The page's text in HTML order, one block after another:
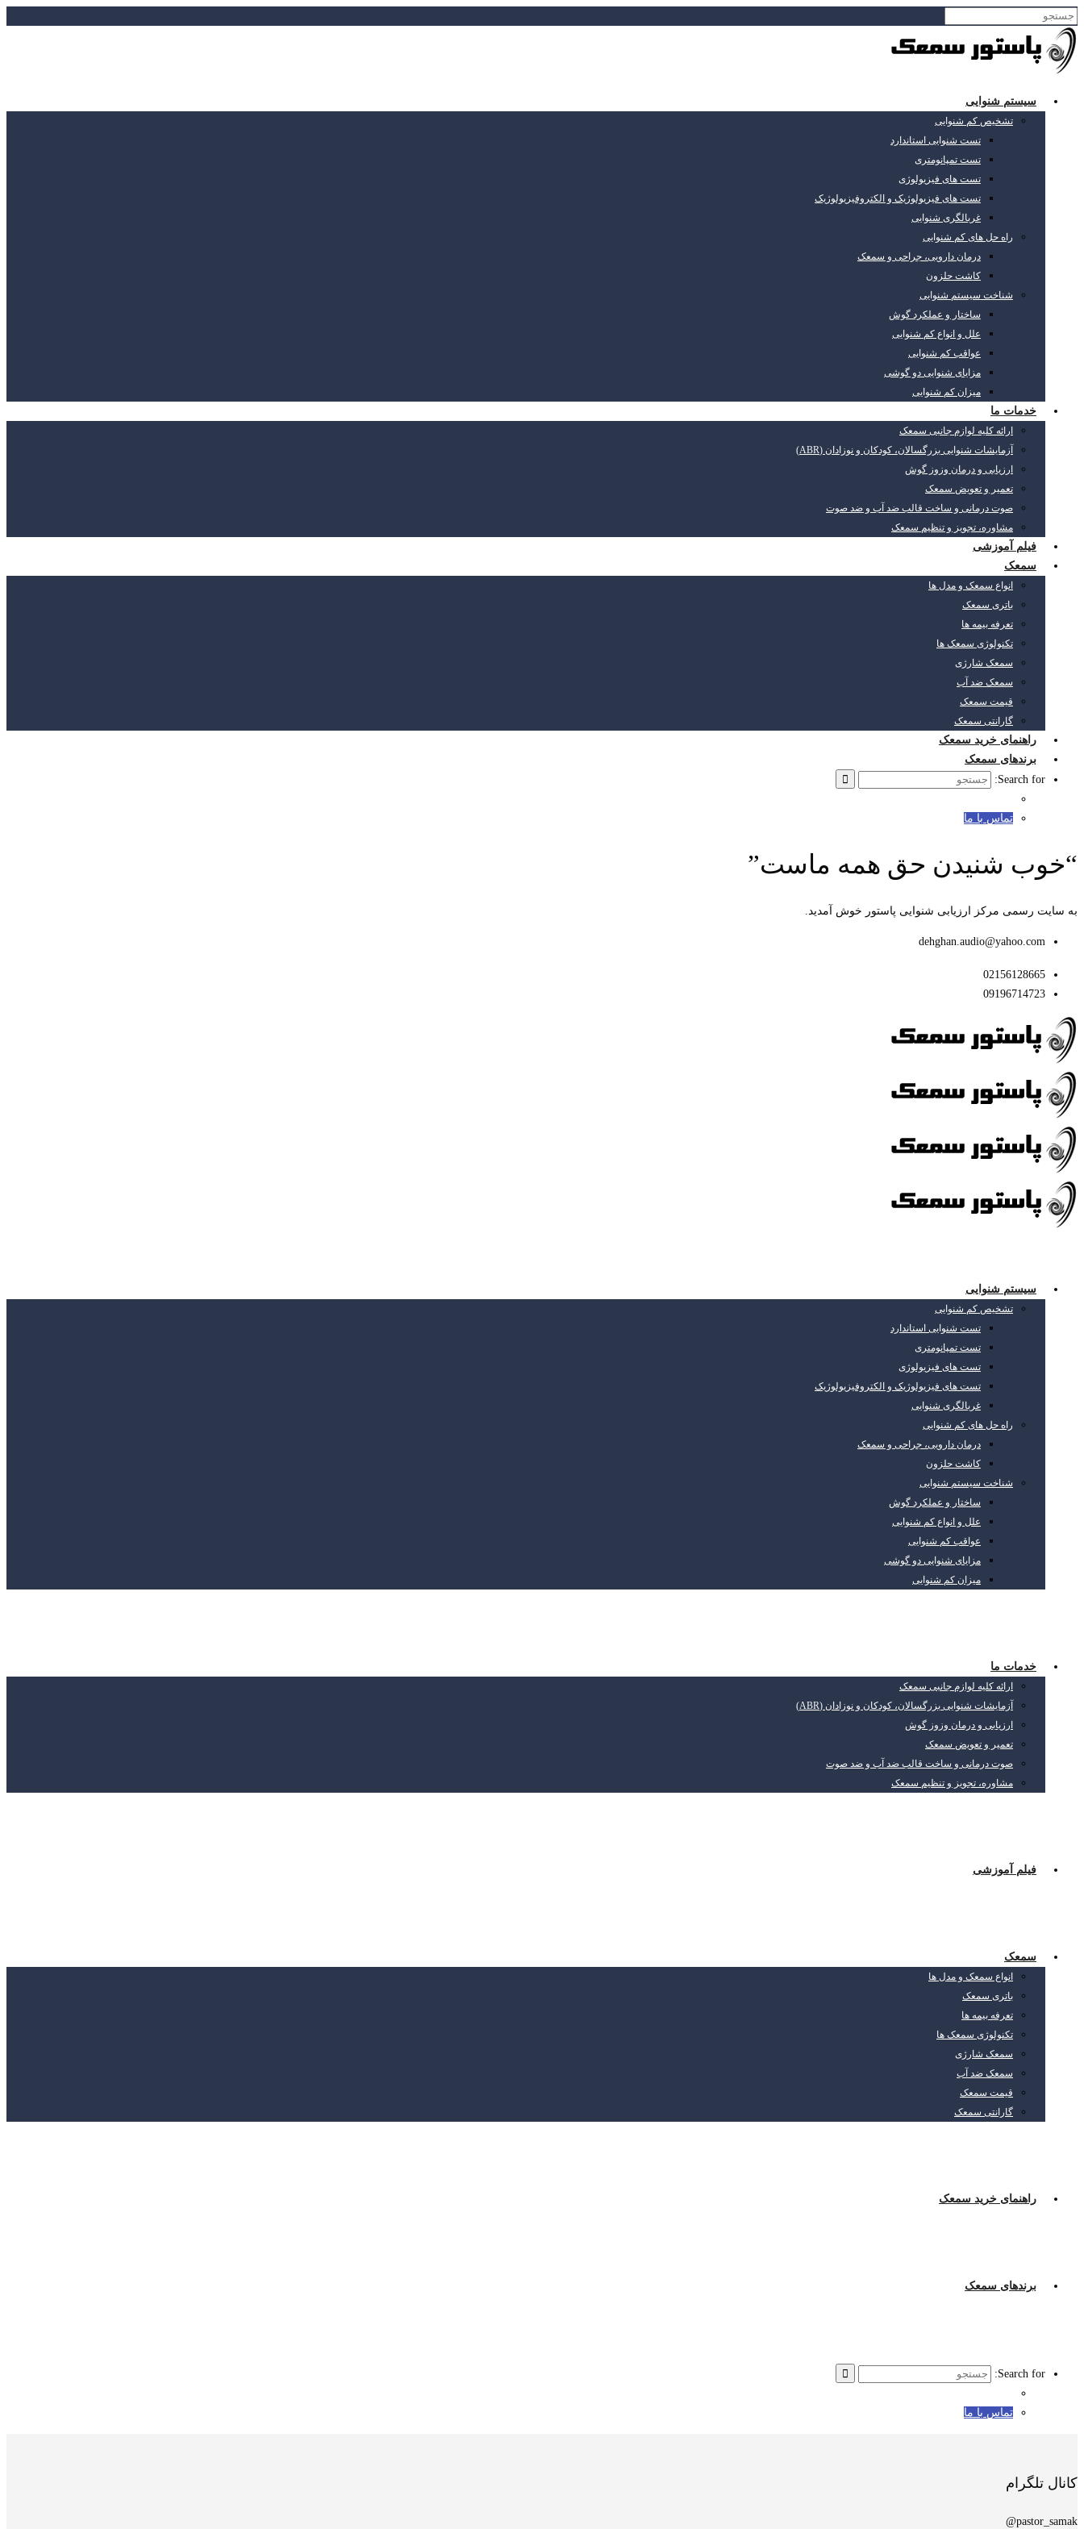
سیستم شنوایی
تشخیص کم شنوایی
تست شنوایی استاندارد
تست تمپانومتری
تست های فیزیولوژی
تست های فیزیولوژیک و الکتروفیزیولوژیک
غربالگری شنوایی
راه حل های کم شنوایی
درمان دارویی، جراحی و سمعک
کاشت حلزون
شناخت سیستم شنوایی
ساختار و عملکرد گوش
علل و انواع کم شنوایی
عواقب کم شنوایی
مزایای شنوایی دو گوشی
میزان کم شنوایی
خدمات ما
ارائه کلیه لوازم جانبی سمعک
آزمایشات شنوایی بزرگسالان، کودکان و نوزادان (ABR)
ارزیابی و درمان وزوز گوش
تعمیر و تعویض سمعک
صوت درمانی و ساخت قالب ضد آب و ضد صوت
مشاوره، تجویز و تنظیم سمعک
فیلم آموزشی
سمعک
انواع سمعک و مدل ها
باتری سمعک
تعرفه بیمه ها
تکنولوژی سمعک ها
سمعک شارژی
سمعک ضد آب
قیمت سمعک
گارانتی سمعک
راهنمای خرید سمعک
برندهای سمعک
Search for:
تماس با ما
“خوب شنیدن حق همه ماست”
به سایت رسمی مرکز ارزیابی شنوایی پاستور خوش آمدید.
dehghan.audio@yahoo.com
02156128665
09196714723
سیستم شنوایی
تشخیص کم شنوایی
تست شنوایی استاندارد
تست تمپانومتری
تست های فیزیولوژی
تست های فیزیولوژیک و الکتروفیزیولوژیک
غربالگری شنوایی
راه حل های کم شنوایی
درمان دارویی، جراحی و سمعک
کاشت حلزون
شناخت سیستم شنوایی
ساختار و عملکرد گوش
علل و انواع کم شنوایی
عواقب کم شنوایی
مزایای شنوایی دو گوشی
میزان کم شنوایی
خدمات ما
ارائه کلیه لوازم جانبی سمعک
آزمایشات شنوایی بزرگسالان، کودکان و نوزادان (ABR)
ارزیابی و درمان وزوز گوش
تعمیر و تعویض سمعک
صوت درمانی و ساخت قالب ضد آب و ضد صوت
مشاوره، تجویز و تنظیم سمعک
فیلم آموزشی
سمعک
انواع سمعک و مدل ها
باتری سمعک
تعرفه بیمه ها
تکنولوژی سمعک ها
سمعک شارژی
سمعک ضد آب
قیمت سمعک
گارانتی سمعک
راهنمای خرید سمعک
برندهای سمعک
Search for:
تماس با ما
کانال تلگرام
pastor_samak@